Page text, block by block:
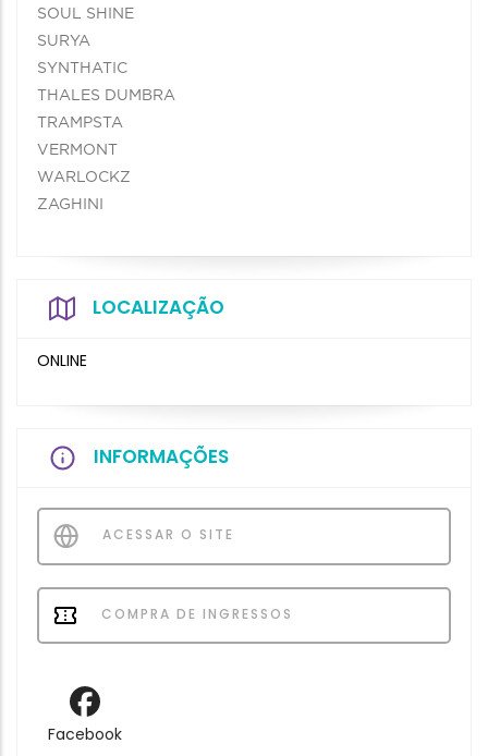
SOUL SHINE
SURYA
SYNTHATIC
THALES DUMBRA
TRAMPSTA
VERMONT
WARLOCKZ
ZAGHINI
LOCALIZAÇÃO
ONLINE
INFORMAÇÕES
ACESSAR O SITE
COMPRA DE INGRESSOS
Facebook